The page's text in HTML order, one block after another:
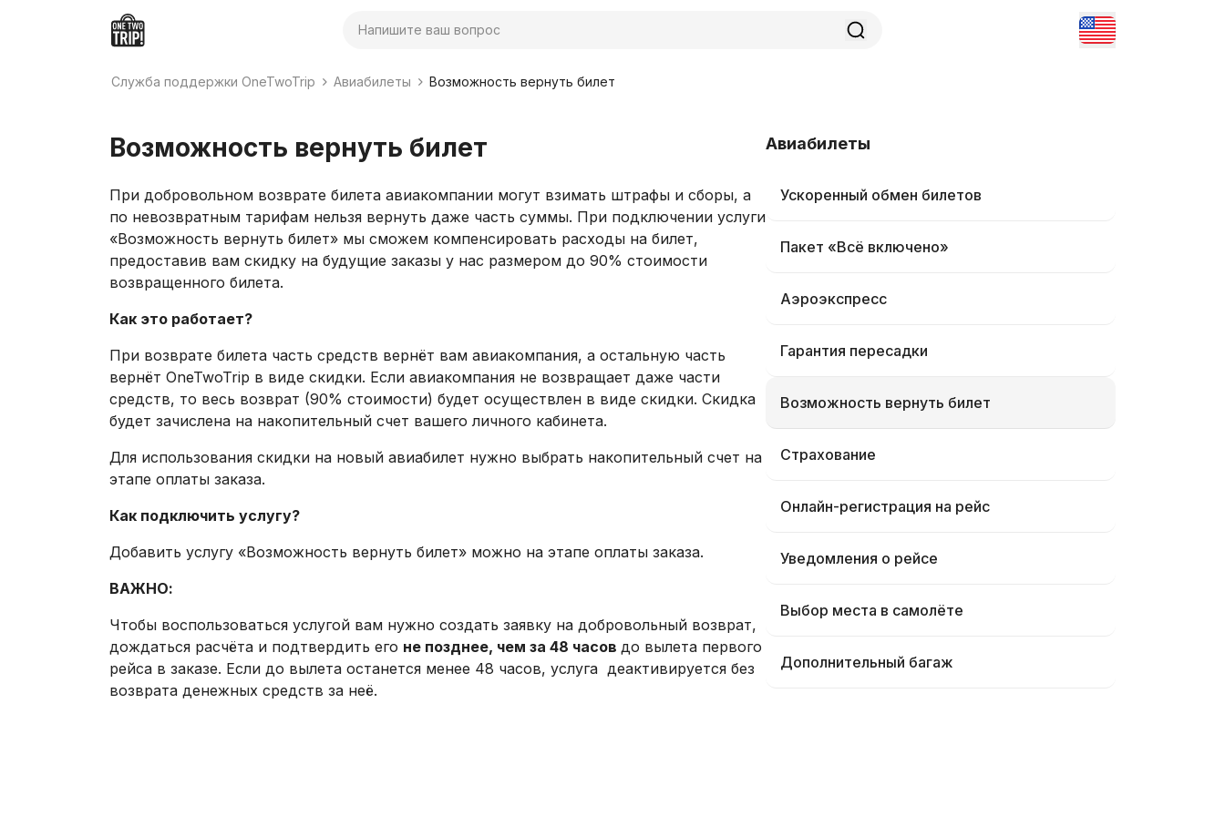
Поиск
Служба поддержки OneTwoTrip Авиабилеты Возможность вернуть билет
Возможность вернуть билет
При добровольном возврате билета авиакомпании могут взимать штрафы и сборы, а
по невозвратным тарифам нельзя вернуть даже часть суммы. При подключении услуги
«Возможность вернуть билет» мы сможем компенсировать расходы на билет,
предоставив вам скидку на будущие заказы у нас размером до 90% стоимости
возвращенного билета.
Как это работает?
При возврате билета часть средств вернёт вам авиакомпания, а остальную часть
вернёт OneTwoTrip в виде скидки. Если авиакомпания не возвращает даже части
средств, то весь возврат (90% стоимости) будет осуществлен в виде скидки. Скидка
будет зачислена на накопительный счет вашего личного кабинета.
Для использования скидки на новый авиабилет нужно выбрать накопительный счет на
этапе оплаты заказа.
Как подключить услугу?
Добавить услугу «Возможность вернуть билет» можно на этапе оплаты заказа.
ВАЖНО:
Чтобы воспользоваться услугой вам нужно создать заявку на добровольный возврат,
дождаться расчёта и подтвердить его не позднее, чем за 48 часов до вылета первого
рейса в заказе. Если до вылета останется менее 48 часов, услуга деактивируется без
возврата денежных средств за неё.
Авиабилеты
Ускоренный обмен билетов
Пакет «Всё включено»
Аэроэкспресс
Гарантия пересадки
Возможность вернуть билет
Страхование
Онлайн-регистрация на рейс
Уведомления о рейсе
Выбор места в самолёте
Дополнительный багаж